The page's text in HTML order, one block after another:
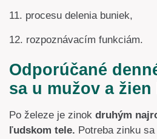
11. procesu delenia buniek,
12. rozpoznávacím funkciám.
Odporúčané
sa u mužov a žien
Po železe je zinok druhým
ľudskom tele. Potreba zinku